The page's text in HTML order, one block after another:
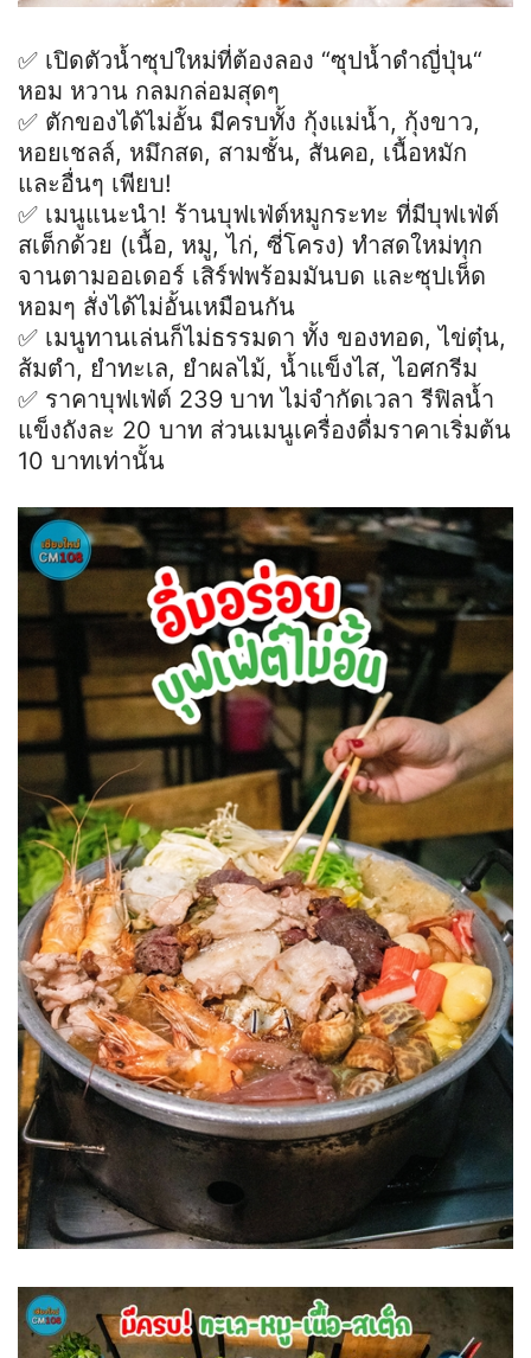
✅ เปิดตัวน้ำซุปใหม่ที่ต้องลอง “ซุปน้ำดำญี่ปุ่น“
หอม หวาน กลมกล่อมสุดๆ
✅ ตักของได้ไม่อั้น มีครบทั้ง กุ้งแม่น้ำ, กุ้งขาว,
หอยเชลล์, หมึกสด, สามชั้น, สันคอ, เนื้อหมัก
และอื่นๆ เพียบ!
✅ เมนูแนะนำ! ร้านบุฟเฟ่ต์หมูกระทะ ที่มีบุฟเฟ่ต์
สเต็กด้วย (เนื้อ, หมู, ไก่, ซี่โครง) ทำสดใหม่ทุก
จานตามออเดอร์ เสิร์ฟพร้อมมันบด และซุปเห็ด
หอมๆ สั่งได้ไม่อั้นเหมือนกัน
✅ เมนูทานเล่นก็ไม่ธรรมดา ทั้ง ของทอด, ไข่ตุ๋น,
ส้มตำ, ยำทะเล, ยำผลไม้, น้ำแข็งไส, ไอศกรีม
✅ ราคาบุฟเฟ่ต์ 239 บาท ไม่จำกัดเวลา รีฟิลน้ำ
แข็งถังละ 20 บาท ส่วนเมนูเครื่องดื่มราคาเริ่มต้น
10 บาทเท่านั้น